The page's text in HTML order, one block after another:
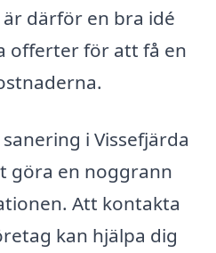
därför en bra idé
offerter för att få en
i Vissefjärda
göra en noggrann
Att kontakta
kan hjälpa dig